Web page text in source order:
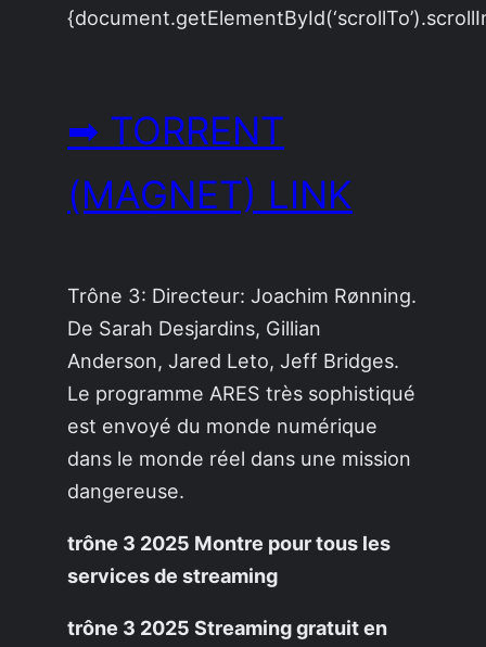
➡ TORRENT
(MAGNET) LINK
Trône 3: Directeur: Joachim Rønning.
De Sarah Desjardins, Gillian
Anderson, Jared Leto, Jeff Bridges.
Le programme ARES très sophistiqué
est envoyé du monde numérique
dans le monde réel dans une mission
dangereuse.
trône 3 2025 Montre pour tous les
services de streaming
trône 3 2025 Streaming gratuit en